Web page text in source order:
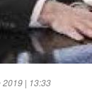
| 13:33